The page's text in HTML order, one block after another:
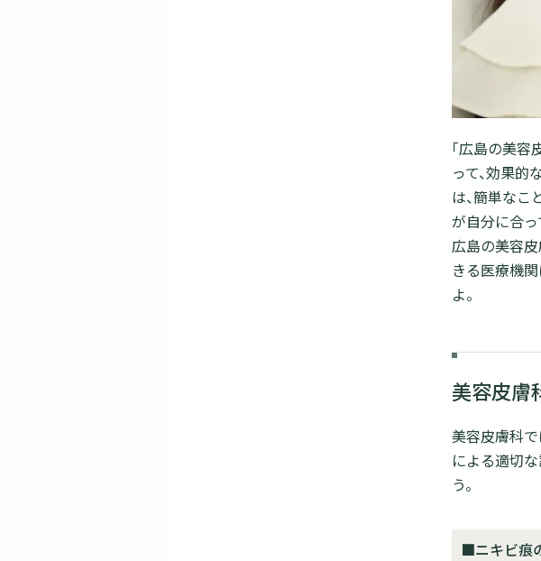
「広島の美
って、効果
は、簡単な
が自分に合っ
広島の美容
きる医療機
よ。
美容皮膚
美容皮膚科で
による適切
う。
■ニキビ痕